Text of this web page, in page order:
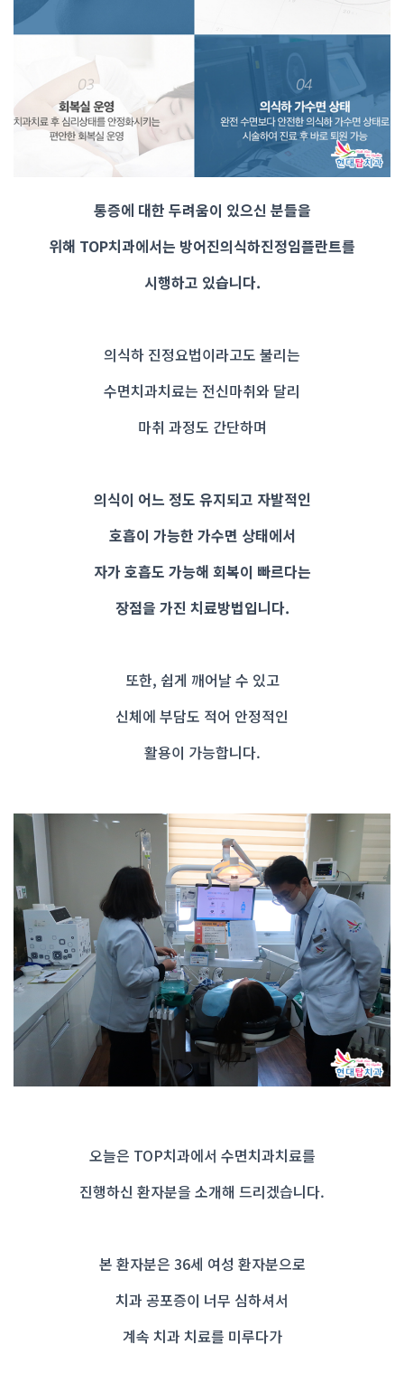
통증에 대한 두려움이 있으신 분들을
위해 TOP치과에서는 방어진의식하진정임플란트를
시행하고 있습니다.
의식하 진정요법이라고도 불리는
수면치과치료는 전신마취와 달리
마취 과정도 간단하며
의식이 어느 정도 유지되고 자발적인
호흡이 가능한 가수면 상태에서
자가 호흡도 가능해 회복이 빠르다는
장점을 가진 치료방법입니다.
또한, 쉽게 깨어날 수 있고
신체에 부담도 적어 안정적인
활용이 가능합니다.
오늘은 TOP치과에서 수면치과치료를
진행하신 환자분을 소개해 드리겠습니다.
본 환자분은 36세 여성 환자분으로
치과 공포증이 너무 심하셔서
계속 치과 치료를 미루다가